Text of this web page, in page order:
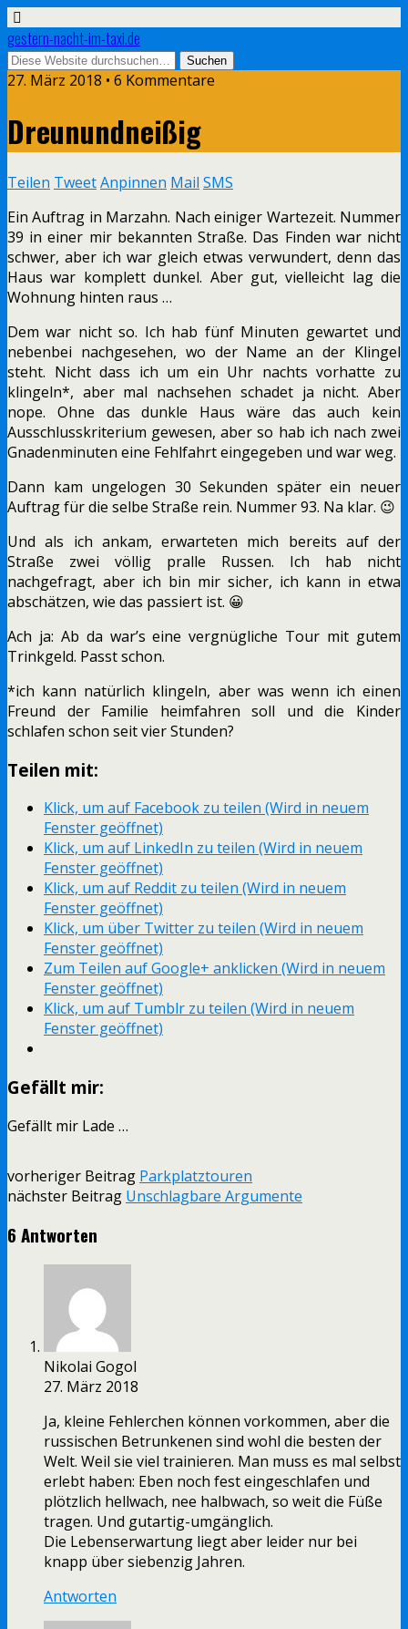
gestern-nacht-im-taxi.de
27. März 2018 • 6 Kommentare
Dreunundneißig
Teilen TweetAnpinnen Mail SMS
Ein Auftrag in Marzahn. Nach einiger Wartezeit. Nummer
39 in einer mir bekannten Straße. Das Finden war nicht
schwer, aber ich war gleich etwas verwundert, denn das
Haus war komplett dunkel. Aber gut, vielleicht lag die
Wohnung hinten raus …
Dem war nicht so. Ich hab fünf Minuten gewartet und
nebenbei nachgesehen, wo der Name an der Klingel
steht. Nicht dass ich um ein Uhr nachts vorhatte zu
klingeln*, aber mal nachsehen schadet ja nicht. Aber
nope. Ohne das dunkle Haus wäre das auch kein
Ausschlusskriterium gewesen, aber so hab ich nach zwei
Gnadenminuten eine Fehlfahrt eingegeben und war weg.
Dann kam ungelogen 30 Sekunden später ein neuer
Auftrag für die selbe Straße rein. Nummer 93. Na klar. 😉
Und als ich ankam, erwarteten mich bereits auf der
Straße zwei völlig pralle Russen. Ich hab nicht
nachgefragt, aber ich bin mir sicher, ich kann in etwa
abschätzen, wie das passiert ist. 😀
Ach ja: Ab da war’s eine vergnügliche Tour mit gutem
Trinkgeld. Passt schon.
*ich kann natürlich klingeln, aber was wenn ich einen
Freund der Familie heimfahren soll und die Kinder
schlafen schon seit vier Stunden?
Teilen mit:
Klick, um auf Facebook zu teilen (Wird in neuem
Fenster geöffnet)
Klick, um auf LinkedIn zu teilen (Wird in neuem
Fenster geöffnet)
Klick, um auf Reddit zu teilen (Wird in neuem
Fenster geöffnet)
Klick, um über Twitter zu teilen (Wird in neuem
Fenster geöffnet)
Zum Teilen auf Google+ anklicken (Wird in neuem
Fenster geöffnet)
Klick, um auf Tumblr zu teilen (Wird in neuem
Fenster geöffnet)
Gefällt mir:
Gefällt mir Lade …
vorheriger Beitrag Parkplatztouren
nächster Beitrag Unschlagbare Argumente
6 Antworten
Nikolai Gogol
27. März 2018
Ja, kleine Fehlerchen können vorkommen, aber die
russischen Betrunkenen sind wohl die besten der
Welt. Weil sie viel trainieren. Man muss es mal selbst
erlebt haben: Eben noch fest eingeschlafen und
plötzlich hellwach, nee halbwach, so weit die Füße
tragen. Und gutartig-umgänglich.
Die Lebenserwartung liegt aber leider nur bei
knapp über siebenzig Jahren.
Antworten